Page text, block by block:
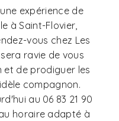
expérience de
à Saint-Flovier,
vous chez Les
ravie de vous
et de prodiguer les
compagnon.
au 06 83 21 90
horaire adapté à